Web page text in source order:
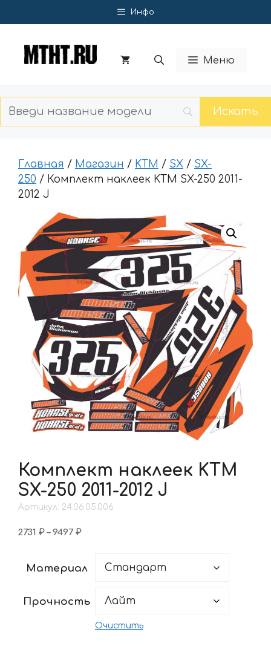
к
Инфо
Меню
Главная / Магазин / KTM / SX / SX-
250 / Комплект наклеек KTM SX-250 2011-
2012 J
Комплект наклеек KTM
SX-250 2011-2012 J
Артикул: 24.06.05.006
2731 ₽ – 9497 ₽Диапазон
–
Материал
Прочность
Очистить